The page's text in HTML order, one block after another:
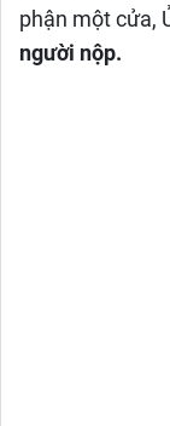
phận một cửa,
người nộp.